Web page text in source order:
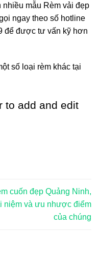
nhiều mẫu Rèm vải đẹp
ngay theo số hotline
để được tư vấn kỹ hơn
số loại rèm khác tại
to add and edit
cuốn đẹp Quảng Ninh,
niệm và ưu nhược điểm
của chúng